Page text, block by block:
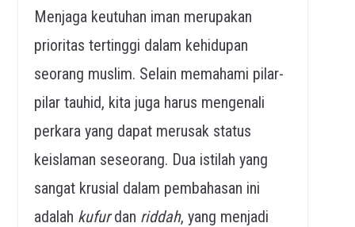
Menjaga keutuhan iman merupakan
prioritas tertinggi dalam kehidupan
seorang muslim. Selain memahami pilar-
pilar tauhid, kita juga harus mengenali
perkara yang dapat merusak status
keislaman seseorang. Dua istilah yang
sangat krusial dalam pembahasan ini
adalah kufurdan riddah, yang menjadi